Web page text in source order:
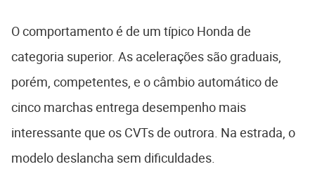
O comportamento é de um típico Honda de
categoria superior. As acelerações são graduais,
porém, competentes, e o câmbio automático de
cinco marchas entrega desempenho mais
interessante que os CVTs de outrora. Na estrada, o
modelo deslancha sem dificuldades.